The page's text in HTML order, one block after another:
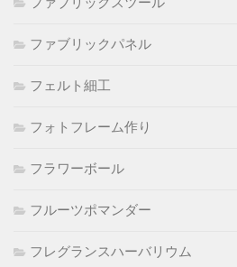
ファブリックパネル
フェルト細工
フォトフレーム作り
フラワーボール
フルーツポマンダー
フレグランスハーバリウム